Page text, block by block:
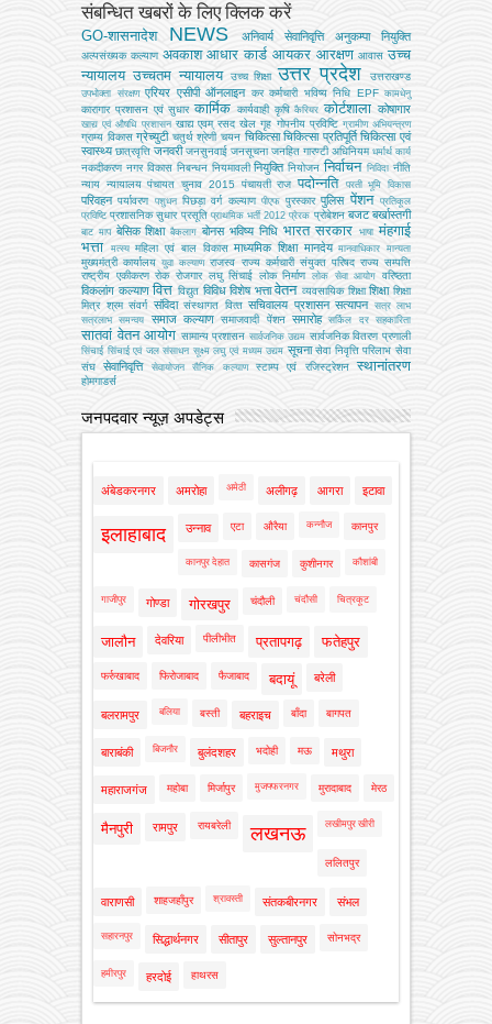
संबन्धित खबरों के लिए क्लिक करें
GO-शासनादेश NEWS अनिवार्य सेवानिवृत्ति अनुकम्पा नियुक्ति
अल्‍पसंख्‍यक कल्‍याण अवकाश आधार कार्ड आयकर आरक्षण आवास उच्च
न्यायालय उच्चतम न्यायालय उच्‍च शिक्षा उत्तर प्रदेश उत्तराखण्ड
उपभोक्‍ता संरक्षण एरियर एसीपी ऑनलाइन कर कर्मचारी भविष्य निधि EPF कामधेनु
कारागार प्रशासन एवं सुधार कार्मिक कार्यवाही कृषि कैरियर कोर्टशाला कोषागार
खाद्य एवं औषधि प्रशासन खाद्य एवम् रसद खेल गृह गोपनीय प्रविष्टि ग्रामीण अभियन्‍त्रण
ग्राम्य विकास ग्रेच्युटी चतुर्थ श्रेणी चयन चिकित्सा चिकित्सा प्रतिपूर्ति चिकित्‍सा एवं
स्वास्थ्य छात्रवृत्ति जनवरी जनसुनवाई जनसूचना जनहित गारण्टी अधिनियम धर्मार्थ कार्य
नकदीकरण नगर विकास निबन्‍धन नियमावली नियुक्ति नियोजन निर्वाचन निविदा नीति
न्याय न्यायालय पंचायत चुनाव 2015 पंचायती राज पदोन्नति परती भूमि विकास
परिवहन पर्यावरण पशुधन पिछड़ा वर्ग कल्‍याण पीएफ पुरस्कार पुलिस पेंशन
प्रतिकूल
प्रविष्टि प्रशासनिक सुधार प्रसूति प्राथमिक भर्ती 2012 प्रेरक प्रोबेशन बजट बर्खास्तगी
बाट माप बेसिक शिक्षा बैकलाग बोनस भविष्य निधि भारत सरकार भाषा मंहगाई
भत्ता
मत्‍स्‍य महिला एवं बाल विकास माध्यमिक शिक्षा मानदेय मानवाधिकार मान्यता
मुख्‍यमंत्री कार्यालय युवा कल्याण राजस्व राज्य कर्मचारी संयुक्त परिषद राज्य सम्पत्ति
राष्ट्रीय एकीकरण रोक रोजगार लघु सिंचाई लोक निर्माण लोक सेवा आयोग वरिष्ठता
विकलांग कल्याण वित्त विद्युत विविध विशेष भत्ता वेतन व्‍यवसायिक शिक्षा शिक्षा शिक्षा
मित्र श्रम संवर्ग संविदा संस्‍थागत वित्‍त सचिवालय प्रशासन सत्यापन सत्र लाभ
सत्रलाभ
समन्वय समाज कल्याण समाजवादी पेंशन समारोह सर्किल दर सहकारिता
सातवां वेतन आयोग सामान्य प्रशासन सार्वजनिक उद्यम सार्वजनिक वितरण प्रणाली
सिंचाई सिंचाई एवं जल संसाधन सूक्ष्म लघु एवं मध्यम उद्यम सूचना सेवा निवृत्ति परिलाभ सेवा
संघ
सेवानिवृत्ति सेवायोजन सैनिक कल्‍याण स्टाम्प एवं रजिस्ट्रेशन स्थानांतरण
होमगाडर्स
जनपदवार न्यूज़ अपडेट्स
अंबेडकरनगर अमरोहा अमेठी अलीगढ़ आगरा इटावा
इलाहाबाद उन्नाव एटा औरैया कन्नौज कानपुर
कानपुर देहात कासगंज कुशीनगर कौशांबी
गाजीपुर गोण्डा गोरखपुर चंदौली चंदौसी चित्रकूट
जालौन देवरिया पीलीभीत प्रतापगढ़ फतेहपुर
फर्रुखाबाद फिरोजाबाद फैजाबाद बदायूं बरेली
बलरामपुर बलिया बस्ती बहराइच बाँदा बागपत
बाराबंकी बिजनौर बुलंदशहर भदोही मऊ मथुरा
महाराजगंज महोबा मिर्जापुर मुजफ्फरनगर मुरादाबाद मेरठ
मैनपुरी रामपुर रायबरेली लखनऊ लखीमपुर खीरी
ललितपुर
वाराणसी शाहजहाँपुर श्रावस्ती संतकबीरनगर संभल
सहारनपुर सिद्धार्थनगर सीतापुर सुल्तानपुर सोनभद्र
हमीरपुर हरदोई हाथरस